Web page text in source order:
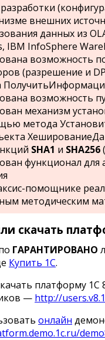
внешних
данных из
IBM InfoSphere
возможность
(разрешение и
возможность
механизм
метода
SHA1 и SHA256
функционал для
помощнике
методическим
скачать
ГАРАНТИРОВАНО
Купить 1С.
платформу
— http://
онлайн